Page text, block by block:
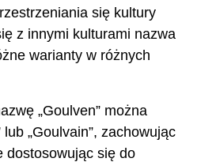
się kultury
z innymi kulturami nazwa
warianty w różnych
„Goulven” można
„Goulvain”, zachowując
dostosowując się do